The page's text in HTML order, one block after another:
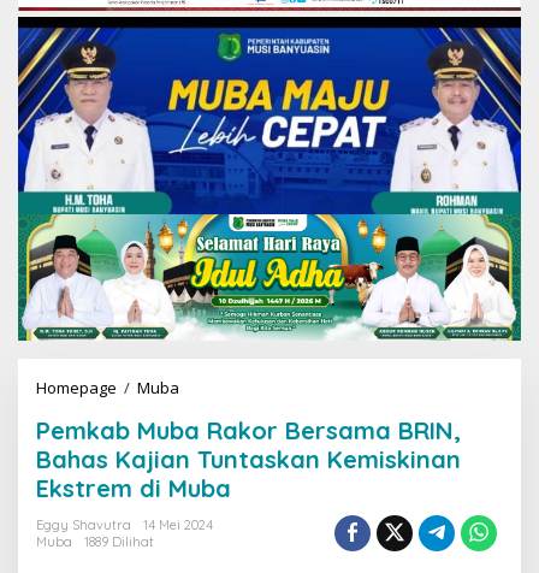
Homepage / Muba
m
k
a
b
M
Pemkab Muba Rakor Bersama BRIN,
Bahas Kajian Tuntaskan Kemiskinan
Ekstrem di Muba
Eggy Shavutra
14 Mei 2024
Muba
1889 Dilihat